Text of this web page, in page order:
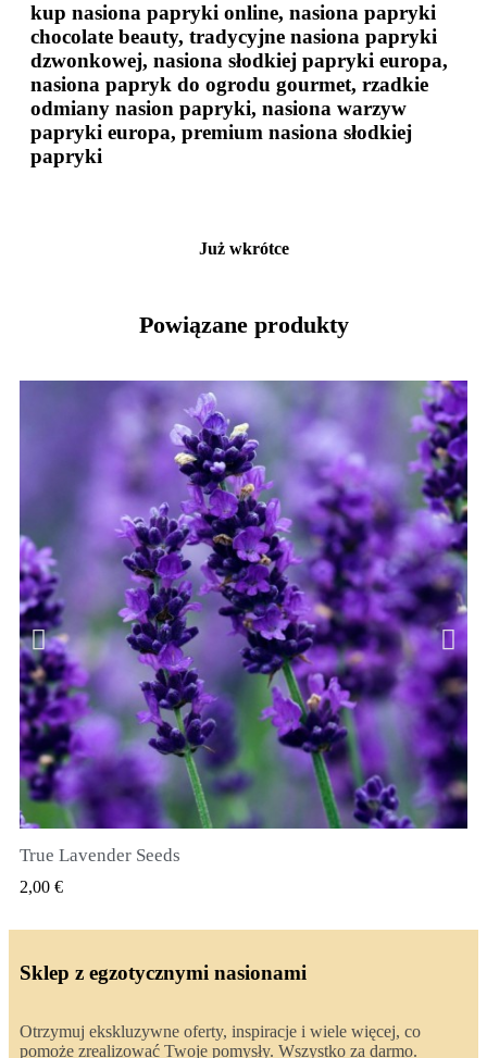
kup nasiona papryki online, nasiona papryki
chocolate beauty, tradycyjne nasiona papryki
dzwonkowej, nasiona słodkiej papryki europa,
nasiona papryk do ogrodu gourmet, rzadkie
odmiany nasion papryki, nasiona warzyw
papryki europa, premium nasiona słodkiej
papryki
Już wkrótce
Powiązane produkty
SZYBKI PODGLĄD
True Lavender Seeds
2,00 €
Sklep z egzotycznymi nasionami
Otrzymuj ekskluzywne oferty, inspiracje i wiele więcej, co
pomoże zrealizować Twoje pomysły. Wszystko za darmo.